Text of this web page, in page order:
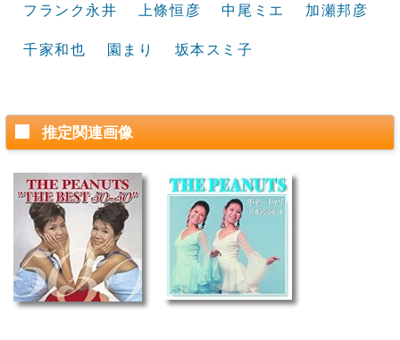
フランク永井 上條恒彦 中尾ミエ 加瀬邦彦
千家和也 園まり 坂本スミ子
推定関連画像